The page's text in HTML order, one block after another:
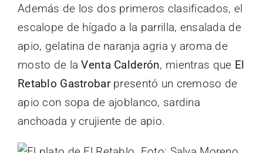
Además de los dos primeros clasificados, el
escalope de hígado a la parrilla, ensalada de
apio, gelatina de naranja agria y aroma de
mosto de laVenta Calderón, mientras que El
Retablo Gastrobarpresentó un cremoso de
apio con sopa de ajoblanco, sardina
anchoada y crujiente de apio.